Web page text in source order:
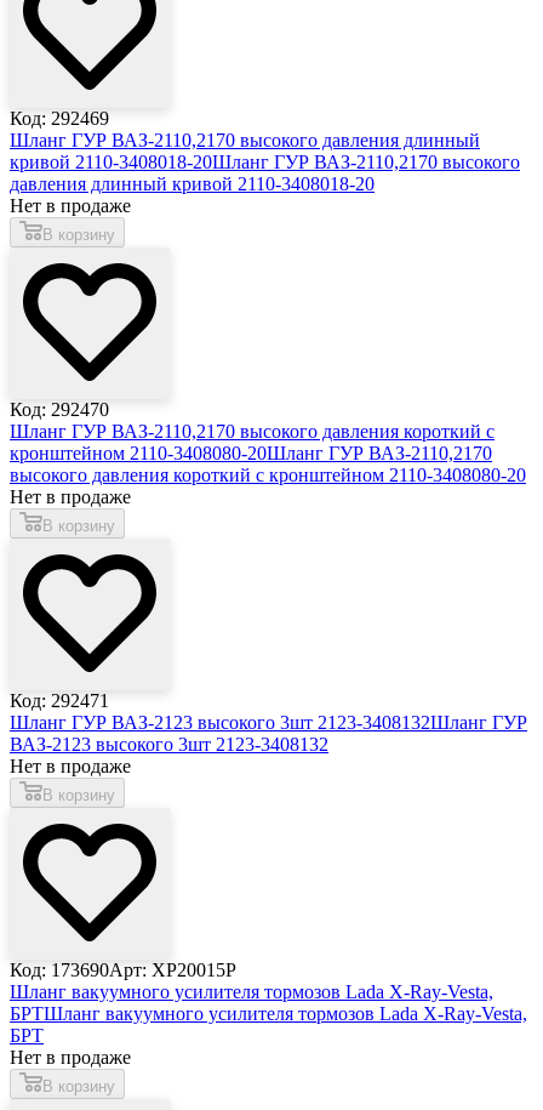
Код: 292469
Шланг ГУР ВАЗ-2110,2170 высокого давления длинный
кривой 2110-3408018-20Шланг ГУР ВАЗ-2110,2170 высокого
давления длинный кривой 2110-3408018-20
Нет в продаже
В корзину
Код: 292470
Шланг ГУР ВАЗ-2110,2170 высокого давления короткий с
кронштейном 2110-3408080-20Шланг ГУР ВАЗ-2110,2170
высокого давления короткий с кронштейном 2110-3408080-20
Нет в продаже
В корзину
Код: 292471
Шланг ГУР ВАЗ-2123 высокого 3шт 2123-3408132Шланг ГУР
ВАЗ-2123 высокого 3шт 2123-3408132
Нет в продаже
В корзину
Код: 173690Арт: ХР20015Р
Шланг вакуумного усилителя тормозов Lada X-Ray-Vesta,
БРТШланг вакуумного усилителя тормозов Lada X-Ray-Vesta,
БРТ
Нет в продаже
В корзину